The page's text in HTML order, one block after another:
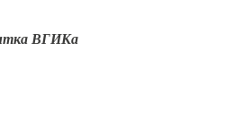
ВГИКа